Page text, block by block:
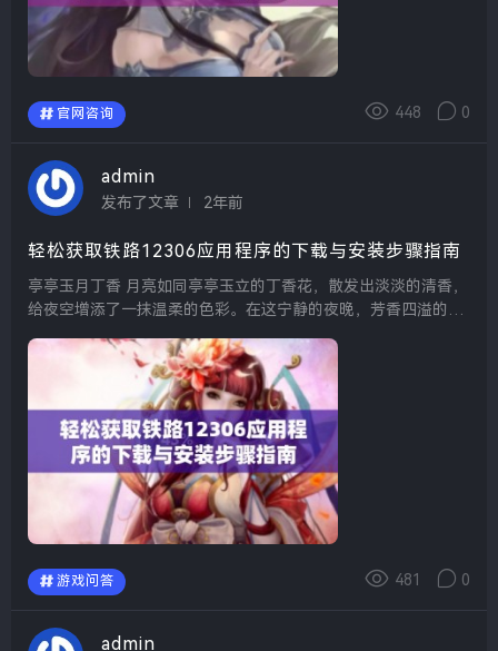
官网咨询 448 0
admin
发布了文章 2年前
轻松获取铁路12306应用程序的下载与安装步骤指南
亭亭玉月丁香 月亮如同亭亭玉立的丁香花，散发出淡淡的清香，
给夜空增添了一抹温柔的色彩。在这宁静的夜晚，芳香四溢的丁
醉神迷。 亭亭玉立国色天香四月天科...
游戏问答 481 0
admin